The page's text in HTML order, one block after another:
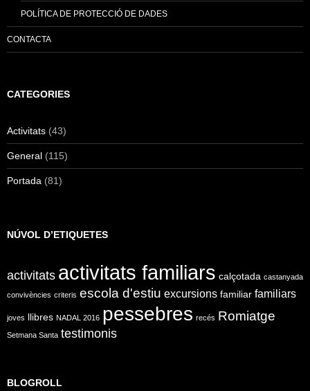
POLÍTICA DE PROTECCIÓ DE DADES
CONTACTA
CATEGORIES
Activitats (43)
General (115)
Portada (81)
NÚVOL D’ETIQUETES
activitats activitats familiars calçotada castanyada
convivències criteris escola d'estiu excursions familiar familiars
joves llibres NADAL 2016 pessebres recés Romiatge
Setmana Santa testimonis
BLOGROLL